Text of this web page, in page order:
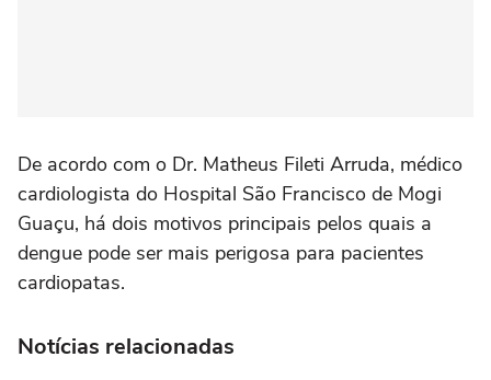
De acordo com o Dr. Matheus Fileti Arruda, médico
cardiologista do Hospital São Francisco de Mogi
Guaçu, há dois motivos principais pelos quais a
dengue pode ser mais perigosa para pacientes
cardiopatas.
Notícias relacionadas